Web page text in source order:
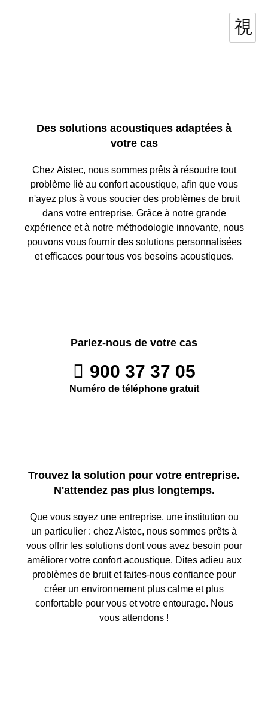
Des solutions acoustiques adaptées à
votre cas
Chez Aistec, nous sommes prêts à résoudre tout
problème lié au confort acoustique, afin que vous
n'ayez plus à vous soucier des problèmes de bruit
dans votre entreprise. Grâce à notre grande
expérience et à notre méthodologie innovante, nous
pouvons vous fournir des solutions personnalisées
et efficaces pour tous vos besoins acoustiques.
Parlez-nous de votre cas
900 37 37 05
Numéro de téléphone gratuit
Trouvez la solution pour votre entreprise.
N'attendez pas plus longtemps.
Que vous soyez une entreprise, une institution ou
un particulier : chez Aistec, nous sommes prêts à
vous offrir les solutions dont vous avez besoin pour
améliorer votre confort acoustique. Dites adieu aux
problèmes de bruit et faites-nous confiance pour
créer un environnement plus calme et plus
confortable pour vous et votre entourage. Nous
vous attendons !